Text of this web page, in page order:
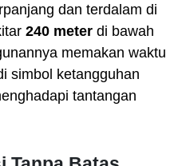
dan terdalam di
240 meter di bawah
memakan waktu
simbol ketangguhan
tantangan